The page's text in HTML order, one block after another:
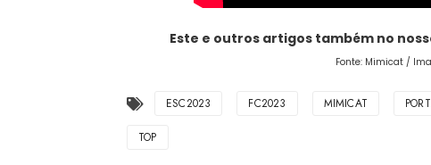
Este e outros artigos também no
Fonte: Mimicat /
ESC2023 FC2023 MIMICAT
TOP